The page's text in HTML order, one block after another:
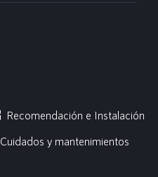
Recomendación e Instalación
Cuidados y mantenimientos